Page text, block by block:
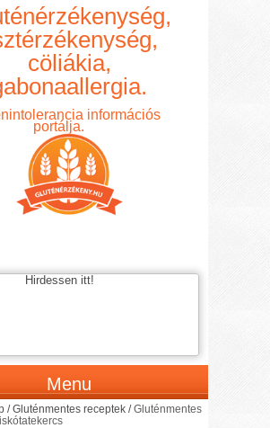
cöliákia,
információs
portálja.
Hirdessen itt!
Menu
/Gluténmentes receptek /Gluténmentes